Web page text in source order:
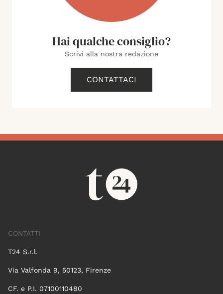
Hai qualche consiglio?
Scrivi alla nostra redazione
CONTATTACI
CONTATTI
T24 S.r.l.
Via Valfonda 9, 50123, Firenze
CF. e P.I. 07100110480